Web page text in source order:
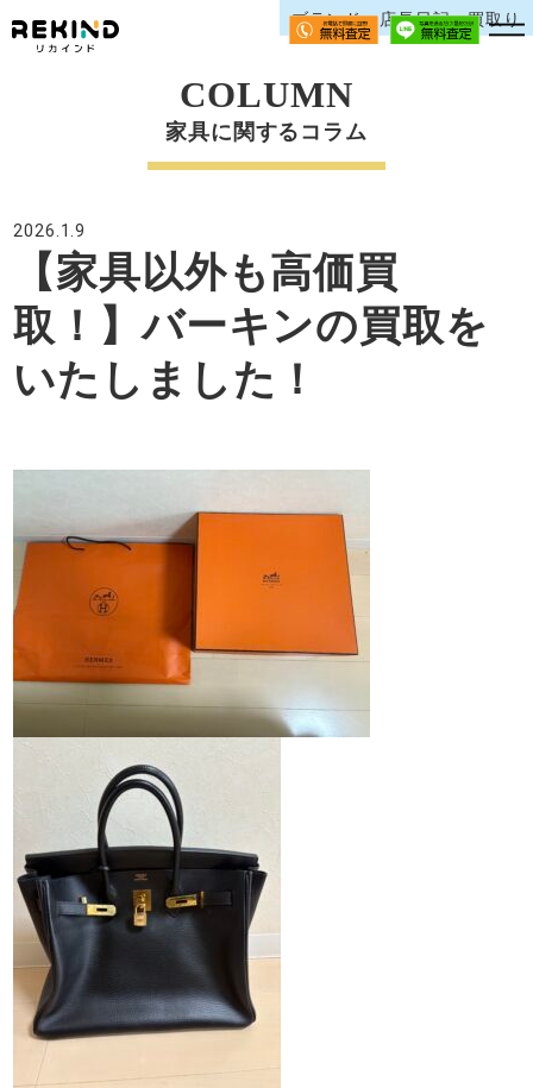
COLUMN
家具に関するコラム
2026.1.9
【家具以外も高価買
取！】バーキンの買取を
いたしました！
ブランド、店長日記、買取り